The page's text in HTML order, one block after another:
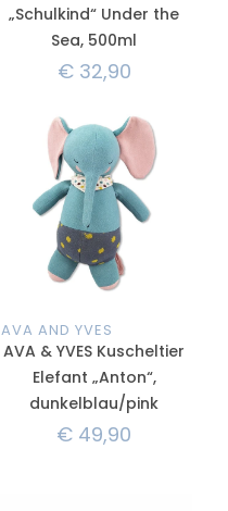
„Schulkind“ Under the
Sea, 500ml
€32,90
AVA AND YVES
AVA & YVES Kuscheltier
Elefant „Anton“,
dunkelblau/pink
€ 49,90